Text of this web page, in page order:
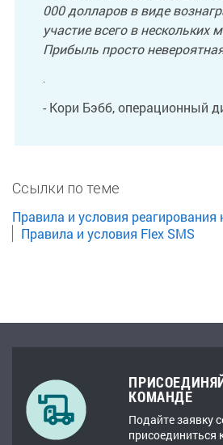
000 долларов в виде
участие всего в нескольких
Прибыль просто
.
- Кори Бэбб, операционный
Ссылки по теме
Правила и условия реагирования
Правила и условия Flex SMS
КОМАНДЕ
Подайте заявку
присоединиться